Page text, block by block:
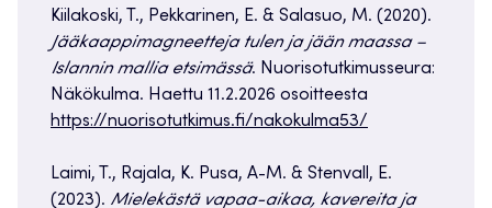
Kiilakoski, T., Pekkarinen, E. & Salasuo, M. (2020).
Jääkaappimagneetteja tulen ja jään maassa –
Islannin mallia etsimässä. Nuorisotutkimusseura:
Näkökulma. Haettu 11.2.2026 osoitteesta
https://nuorisotutkimus.fi/nakokulma53/
Laimi, T., Rajala, K. Pusa, A-M. & Stenvall, E.
(2023). Mielekästä vapaa-aikaa, kavereita ja